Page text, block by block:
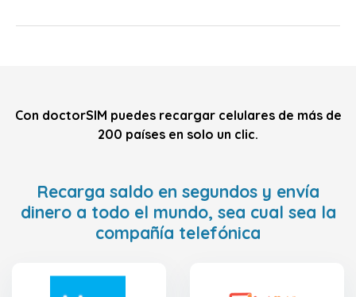
Con doctorSIM puedes recargar celulares de más de
200 países en solo un clic.
Recarga saldo en segundos y envía
dinero a todo el mundo, sea cual sea la
compañía telefónica